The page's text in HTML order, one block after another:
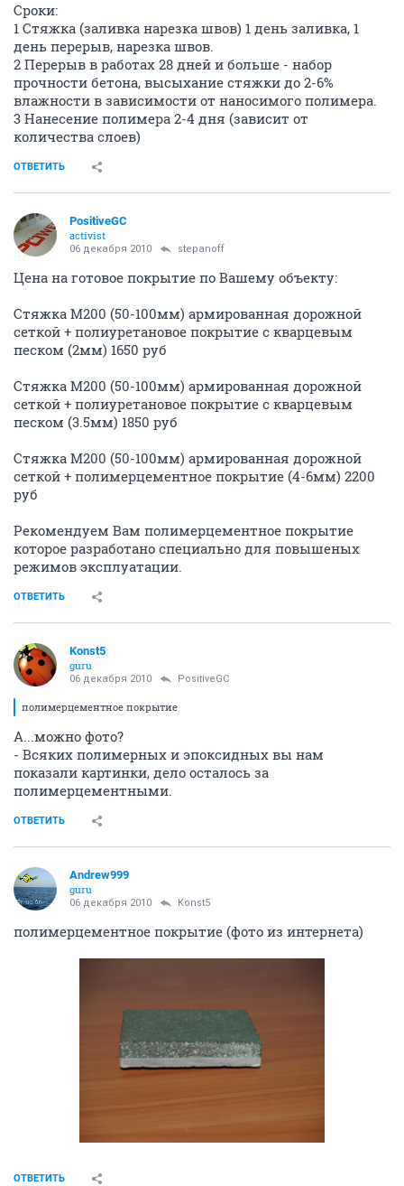
Сроки:
1 Стяжка (заливка нарезка швов) 1 день заливка, 1
день перерыв, нарезка швов.
2 Перерыв в работах 28 дней и больше - набор
прочности бетона, высыхание стяжки до 2-6%
влажности в зависимости от наносимого полимера.
3 Нанесение полимера 2-4 дня (зависит от
количества слоев)
ОТВЕТИТЬ
PositiveGC
activist
06 декабря 2010 stepanoff
Цена на готовое покрытие по Вашему объекту:
Стяжка М200 (50-100мм) армированная дорожной
сеткой + полиуретановое покрытие с кварцевым
песком (2мм) 1650 руб
Стяжка М200 (50-100мм) армированная дорожной
сеткой + полиуретановое покрытие с кварцевым
песком (3.5мм) 1850 руб
Стяжка М200 (50-100мм) армированная дорожной
сеткой + полимерцементное покрытие (4-6мм) 2200
руб
Рекомендуем Вам полимерцементное покрытие
которое разработано специально для повышеных
режимов эксплуатации.
ОТВЕТИТЬ
Konst5
guru
06 декабря 2010 PositiveGC
полимерцементное покрытие
А...можно фото?
- Всяких полимерных и эпоксидных вы нам
показали картинки, дело осталось за
полимерцементными.
ОТВЕТИТЬ
Andrew999
guru
06 декабря 2010 Konst5
полимерцементное покрытие (фото из интернета)
ОТВЕТИТЬ